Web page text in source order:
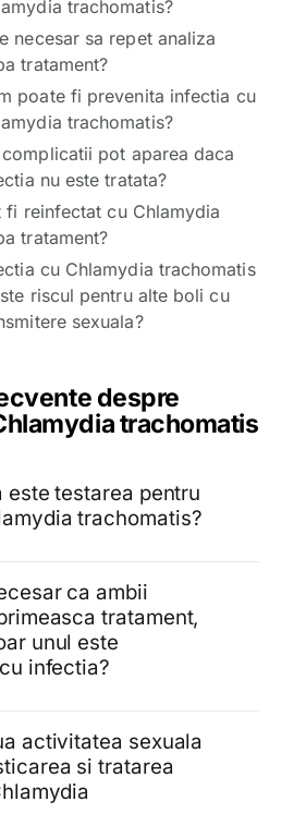
trachomatis?
necesar sa repet analiza
tratament?
poate fi prevenita infectia cu
trachomatis?
complicatii pot aparea daca
nu este tratata?
fi reinfectat cu Chlamydia
tratament?
cu Chlamydia trachomatis
riscul pentru alte boli cu
sexuala?
despre
trachomatis
este testarea pentru
trachomatis?
ca ambii
tratament,
unul este
infectia?
activitatea sexuala
si tratarea